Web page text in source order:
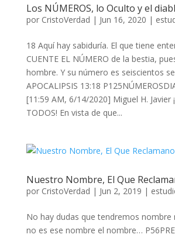
Los NÚMEROS, lo Oculto y el
por CristoVerdad | Jun 16, 2020 |
18 Aquí hay sabiduría. El que tiene
CUENTE EL NÚMERO de la bestia,
hombre. Y su número es seiscientos
APOCALIPSIS 13:18
[11:59 AM, 6/14/2020] Miguel H. Javier
TODOS! En vista de que...
Nuestro Nombre, El Que
por CristoVerdad | Jun 2, 2019 |
No hay dudas que tendremos nombre
no es ese nombre el nombre…